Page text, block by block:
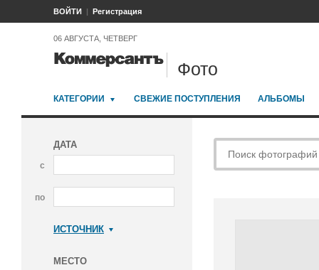
ВОЙТИ Регистрация
06 АВГУСТА, ЧЕТВЕРГ
Фото
КАТЕГОРИИ СВЕЖИЕ ПОСТУПЛЕНИЯ АЛЬБОМЫ
ДАТА
с
по
ИСТОЧНИК
МЕСТО